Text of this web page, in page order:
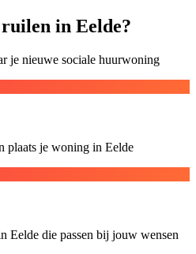
in Eelde?
je nieuwe sociale huurwoning
plaats je woning in Eelde
Eelde die passen bij jouw wensen